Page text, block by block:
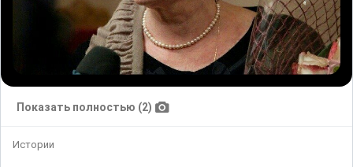
Показать полностью (2)
Истории